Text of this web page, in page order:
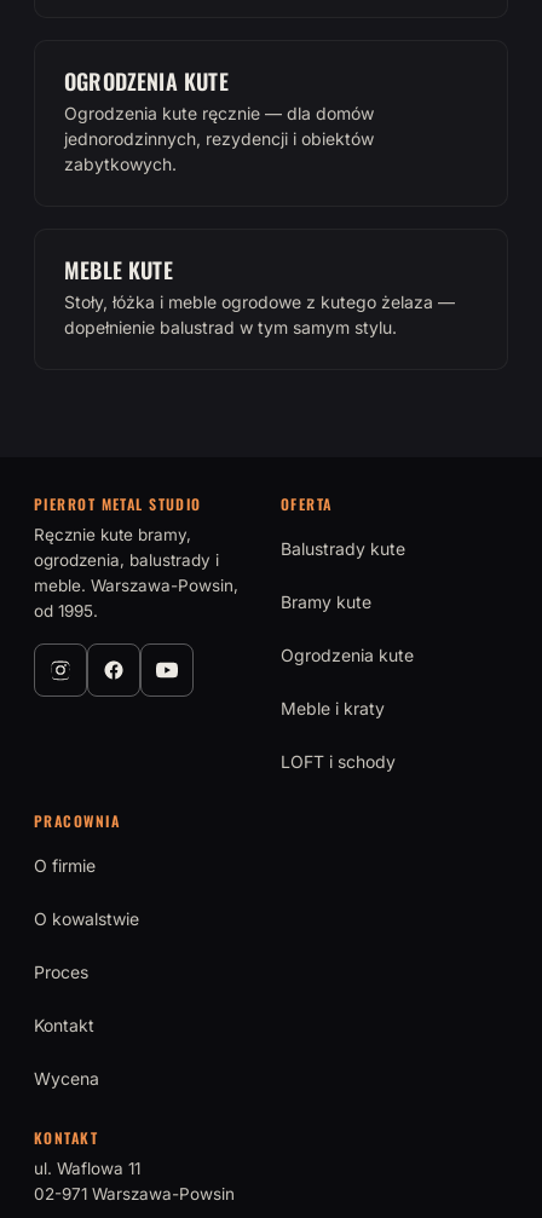
OGRODZENIA KUTE
Ogrodzenia kute ręcznie — dla domów
jednorodzinnych, rezydencji i obiektów
zabytkowych.
MEBLE KUTE
Stoły, łóżka i meble ogrodowe z kutego żelaza —
dopełnienie balustrad w tym samym stylu.
PIERROT METAL STUDIO
Ręcznie kute bramy,
ogrodzenia, balustrady i
meble. Warszawa-Powsin,
od 1995.
OFERTA
Balustrady kute
Bramy kute
Ogrodzenia kute
Meble i kraty
LOFT i schody
PRACOWNIA
O firmie
O kowalstwie
Proces
Kontakt
Wycena
KONTAKT
ul. Waflowa 11
02-971 Warszawa-Powsin